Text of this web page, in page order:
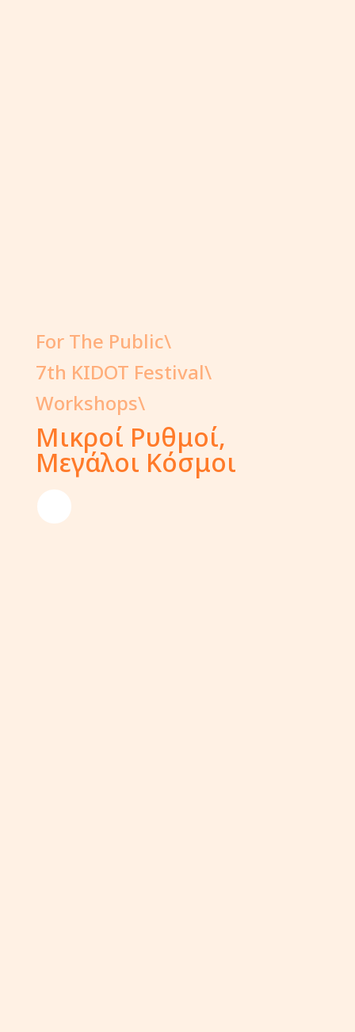
For The Public\
7th KIDOT Festival\
Workshops\
Μικροί Ρυθμοί,
Μεγάλοι Κόσμοι